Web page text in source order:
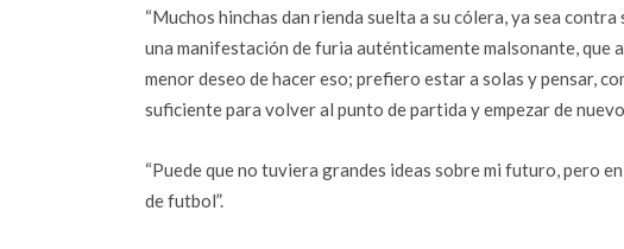
“Muchos hinchas dan rienda suelta a su cólera, ya sea
una manifestación de furia auténticamente malsonante, que
menor deseo de hacer eso; prefiero estar a solas y pensar,
suficiente para volver al punto de partida y empezar de
“Puede que no tuviera grandes ideas sobre mi futuro, pero
de futbol”.